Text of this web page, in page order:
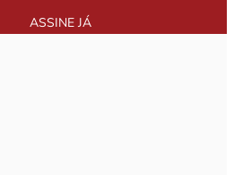
ASSINE JÁ